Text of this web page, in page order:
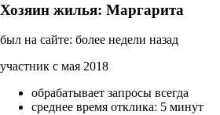
Хозяин жилья: Маргарита
был на сайте: более недели назад
участник с мая 2018
обрабатывает запросы всегда
среднее время отклика: 5 минут